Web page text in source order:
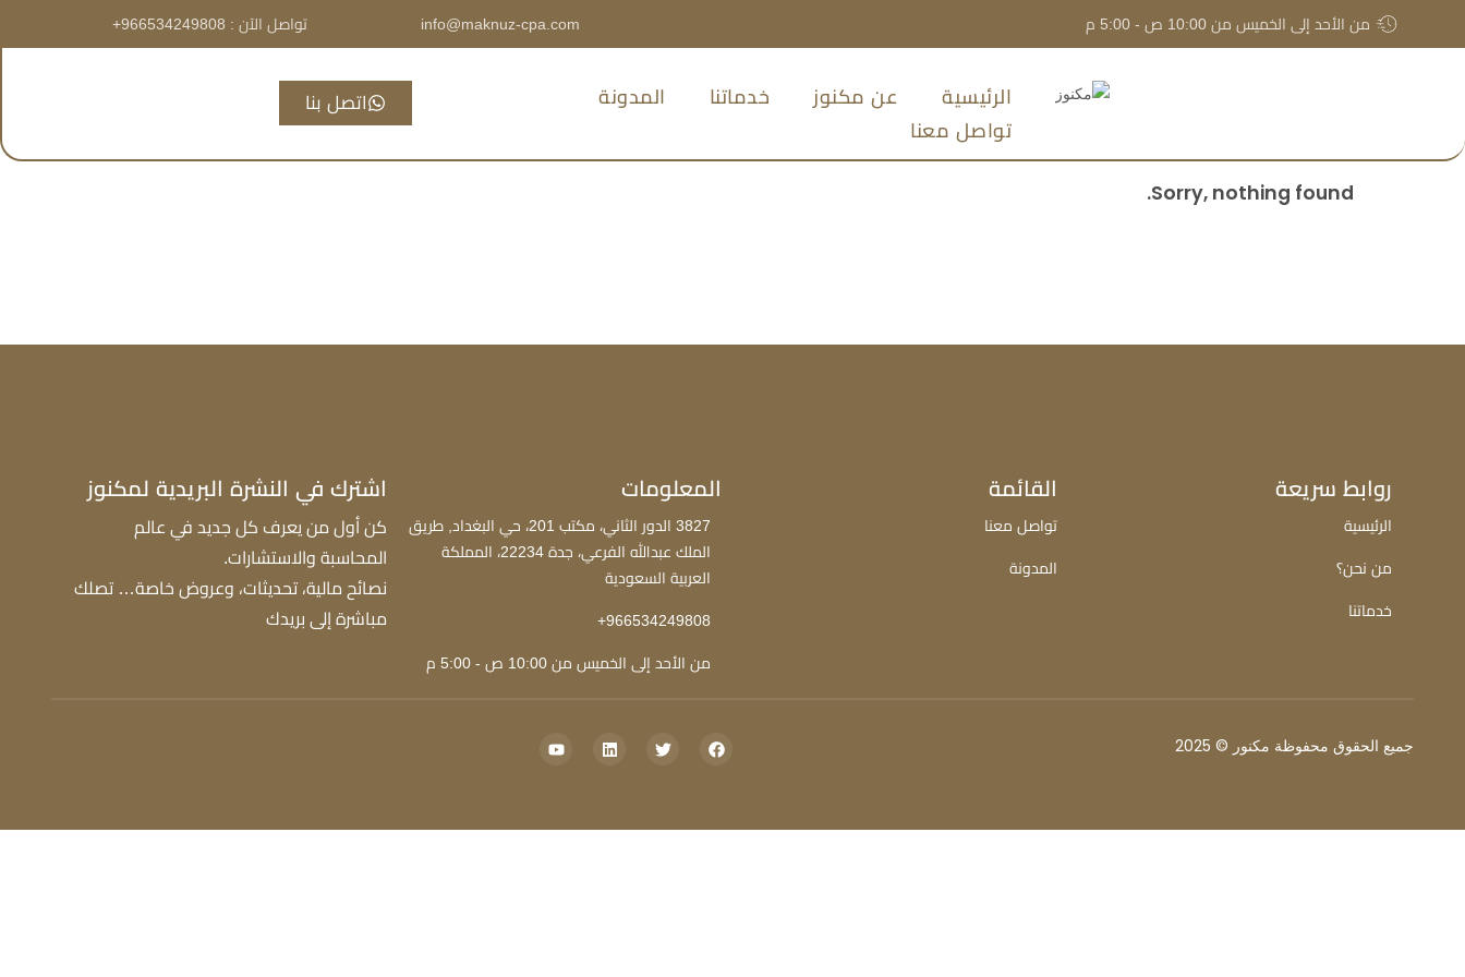
من الأحد إلى الخميس من 10:00 ص - 5:00 م info@maknuz-cpa.com تواصل الآن : 966534249808+
الرئيسية عن مكنوز خدماتنا
المدونة
تواصل معنا
اتصل بنا
Sorry, nothing found.
روابط سريعة
الرئيسية
من نحن؟
خدماتنا
القائمة
تواصل معنا
المدونة
المعلومات
3827 الدور الثاني، مكتب 201، حي البغداد, طريق
الملك عبدالله الفرعي، جدة 22234، المملكة
العربية السعودية
966534249808+
من الأحد إلى الخميس من 10:00 ص - 5:00 م
اشترك في النشرة البريدية لمكنوز
كن أول من يعرف كل جديد في عالم
المحاسبة والاستشارات.
نصائح مالية، تحديثات، وعروض خاصة… تصلك
مباشرة إلى بريدك
جميع الحقوق محفوظة مكنور © 2025